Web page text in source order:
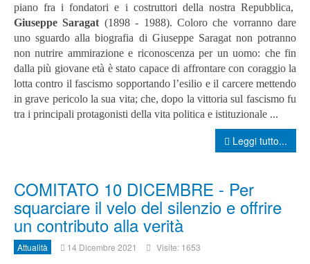
piano fra i fondatori e i costruttori della nostra Repubblica,
Giuseppe Saragat (1898 - 1988). Coloro che vorranno dare
uno sguardo alla biografia di Giuseppe Saragat non potranno
non nutrire ammirazione e riconoscenza per un uomo: che fin
dalla più giovane età è stato capace di affrontare con coraggio la
lotta contro il fascismo sopportando l’esilio e il carcere mettendo
in grave pericolo la sua vita; che, dopo la vittoria sul fascismo fu
tra i principali protagonisti della vita politica e istituzionale ...
Leggi tutto...
COMITATO 10 DICEMBRE - Per
squarciare il velo del silenzio e offrire
un contributo alla verità
Attualità 14 Dicembre 2021 Visite: 1653